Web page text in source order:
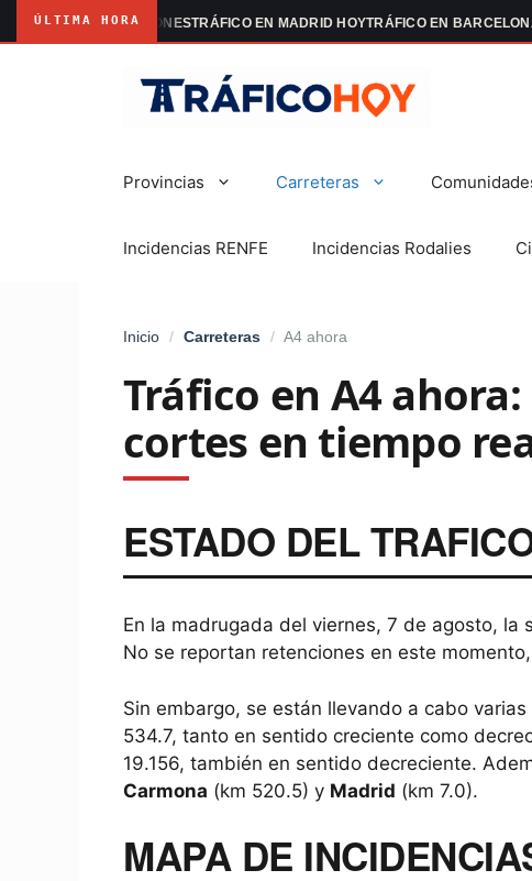
ÚLTIMA HORATRÁFICO EN MADRID HOYTRÁFICO EN BARCELONA HOY
Provincias Carreteras
Incidencias RENFE Incidencias Rodalies
Inicio / Carreteras / A4 ahora
Tráfico en A4
cortes en tiempo
ESTADO DEL
En la madrugada del viernes, 7 de agosto, la
No se reportan retenciones en este
Sin embargo, se están llevando a cabo varias
534.7, tanto en sentido creciente como
19.156, también en sentido decreciente.
Carmona (km 520.5) y Madrid (km 7.0).
MAPA DE